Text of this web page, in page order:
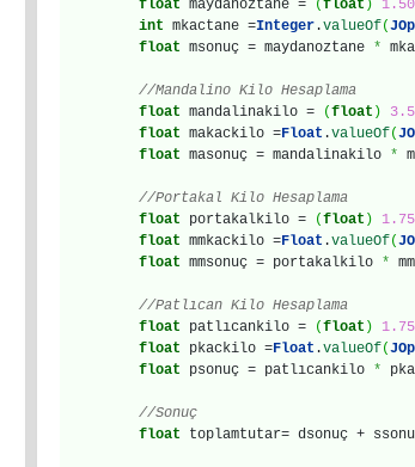
float maydanoztane = (float ) 1.50
int mkactane =Integer .valueOf(
float msonuç = maydanoztane *
//Mandalino Kilo Hesaplama
float mandalinakilo = (float )
float makackilo =Float .valueOf(
float masonuç = mandalinakilo *
//Portakal Kilo Hesaplama
float portakalkilo = (float ) 1.75
float mmkackilo =Float .valueOf(
float mmsonuç = portakalkilo *
//Patlıcan Kilo Hesaplama
float patlıcankilo = (float ) 1.75
float pkackilo =Float .valueOf(
float psonuç = patlıcankilo *
//Sonuç
float toplamtutar= dsonuç +